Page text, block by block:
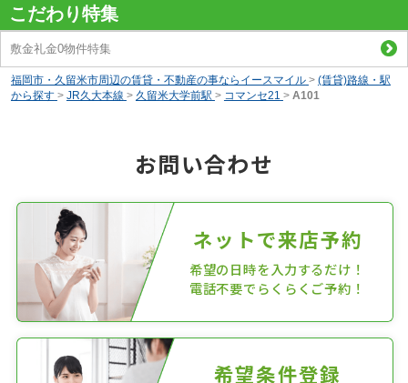
こだわり特集
敷金礼金0物件特集
福岡市・久留米市周辺の賃貸・不動産の事ならイースマイル > (賃貸)路線・駅
から探す > JR久大本線 > 久留米大学前駅 > コマンセ21 > A101
お問い合わせ
ネットで来店予約
希望の日時を入力するだけ！
電話不要でらくらくご予約！
希望条件登録